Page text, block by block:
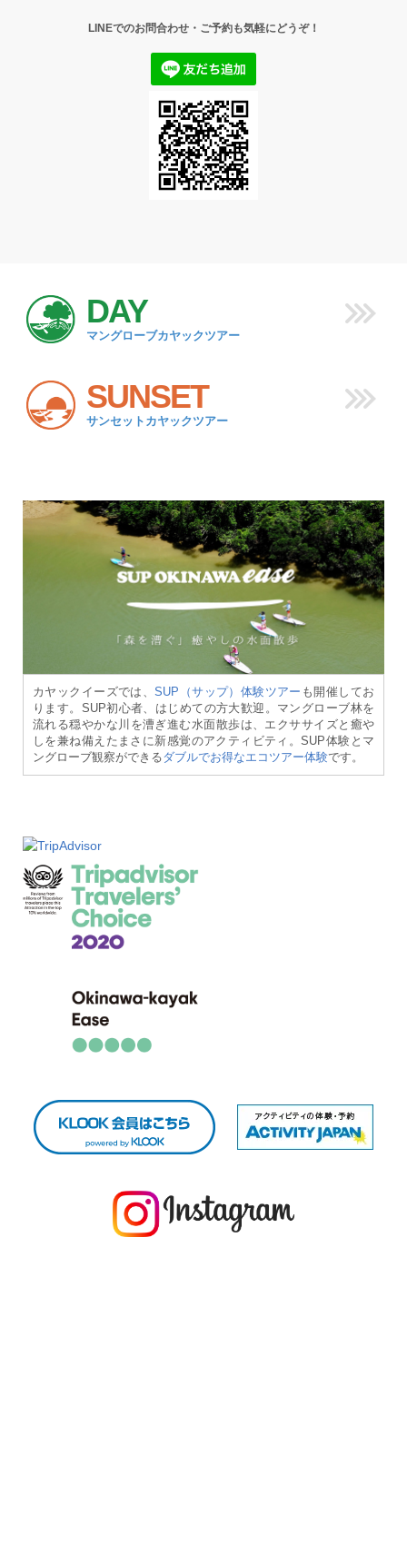
LINEでのお問合わせ・ご予約も気軽にどうぞ！
DAY
マングローブカヤックツアー
SUNSET
サンセットカヤックツアー
カヤックイーズでは、SUP（サップ）体験ツアー も開催してお
ります。SUP初心者、はじめての方大歓迎。マングローブ林を
流れる穏やかな川を漕ぎ進む水面散歩は、エクササイズと癒や
しを兼ね備えたまさに新感覚のアクティビティ。SUP体験とマ
ングローブ観察ができるダブルでお得なエコツアー体験です。